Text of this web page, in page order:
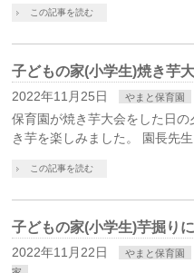
この記事を読む
子どもの家(小学生)焼き芋
2022年11月25日 やまと保育園
保育園が焼き芋大会をした日
き芋を楽しみました。 園長先
この記事を読む
子どもの家(小学生)芋掘り
2022年11月22日 やまと保育園